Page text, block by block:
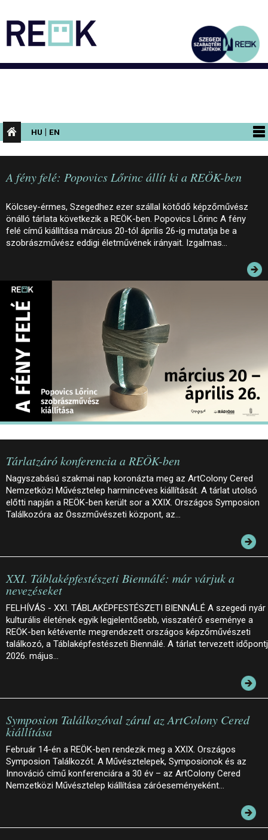
HU | EN
PROGRAMOK
KIÁLLÍTÁSOK
AZ ÉPÜLET
INFORMÁCIÓK
KONFERENCIA
ELÉRHETŐSÉG
PALOTASÉTÁK ÉS VEZETÉSEK
KÖZÉRDEKŰ ADATOK
A fény felé: Popovics Lőrinc állít ki a REÖK-ben
Kölcsey-érmes, Szegedhez ezer szállal kötődő képzőművész
önálló tárlata következik a REÖK-ben. Popovics Lőrinc A fény
felé című kiállítása március 20-tól április 26-ig mutatja be a
szobrászművész eddigi életművének irányait. Izgalmas…
Tárlatzáró konferencia a REÖK-ben
Nagyszabású szakmai nap koronázta meg az ArtColony Cered
Nemzetközi Művésztelep harmincéves kiállítását. A tárlat utolsó
előtti napján a REÖK-ben került sor a XXIX. Országos Symposion
Találkozóra az Összművészeti központ, az…
XXI. Táblaképfestészeti Biennálé: már várjuk a
nevezéseket
FELHÍVÁS - XXI. TÁBLAKÉPFESTÉSZETI BIENNÁLÉ A szegedi nyár
kulturális életének egyik legjelentősebb, visszatérő eseménye a
REÖK-ben kétévente megrendezett országos képzőművészeti
találkozó, a Táblaképfestészeti Biennálé. A tárlat tervezett
2026. május…
Symposion Találkozóval zárul az ArtColony Cered
kiállítása
Február 14-én a REÖK-ben rendezik meg a XXIX. Országos
Symposion Találkozót. A Művésztelepek, Symposionok és az
Innováció című konferenciára a 30 év – az ArtColony Cered
Nemzetközi Művésztelep kiállítása záróeseményeként…